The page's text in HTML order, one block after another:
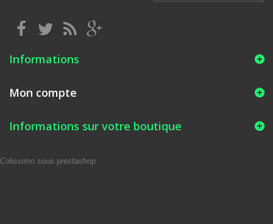
Informations
Mon compte
Informations sur votre boutique
Colissimo sous prestashop